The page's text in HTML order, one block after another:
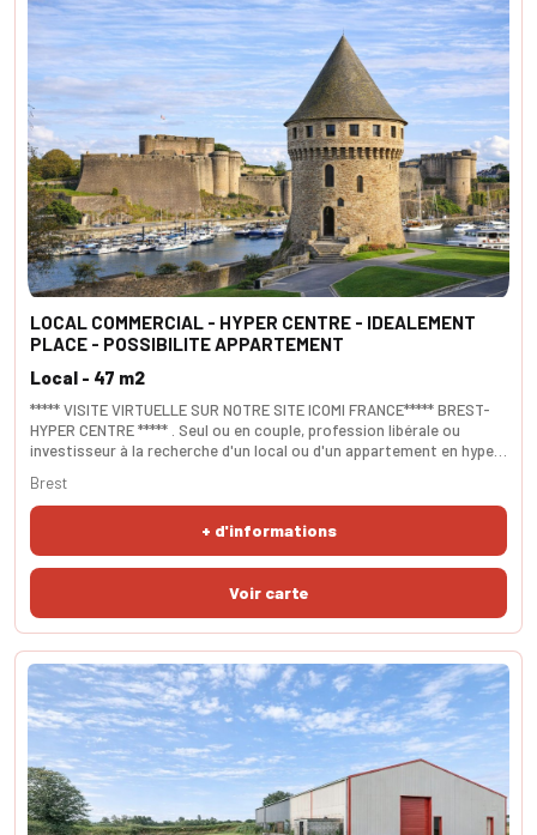
LOCAL COMMERCIAL - HYPER CENTRE - IDEALEMENT
PLACE - POSSIBILITE APPARTEMENT
***** VISITE VIRTUELLE SUR NOTRE SITE ICOMI FRANCE***** BREST-
HYPER CENTRE ***** . Seul ou en couple, profession libérale ou
investisseur à la recherche d'un local ou d'un appartement en hyper
bureau d'accueil d'environ 25 m², doté d'une grande vitre permettant
de faire pénétrer les rayons du soleil, est volumineux et lumineux. Le
Local - 47 m2
+ d'informations
Brest